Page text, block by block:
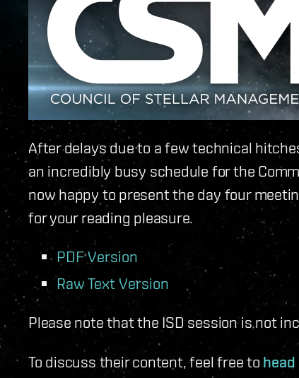
After delays due to a few technical
an incredibly busy schedule for the
now happy to present the day four
for your reading pleasure.
PDF Version
Raw Text Version
Please note that the ISD session is not
To discuss their content, feel free to